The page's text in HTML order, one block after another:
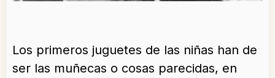
Los primeros juguetes de las niñas han de
ser las muñecas o cosas parecidas, en